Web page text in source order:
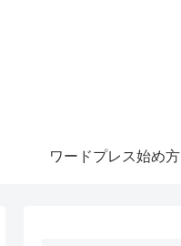
ワードプレス始め方